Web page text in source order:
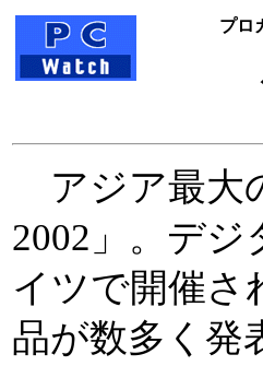
プロ
アジア最大
2002」。デ
イツで開催さ
品が数多く発